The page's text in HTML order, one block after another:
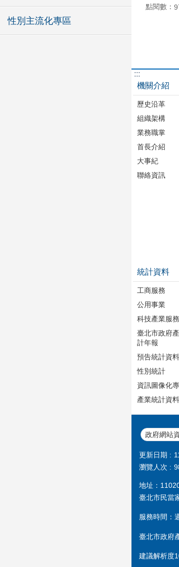
性別主流化專區
點閱數：
:::
機關介紹
歷史沿革
組織架構
業務職掌
首長介紹
大事紀
聯絡資訊
統計資料
工商服務
公用事業
科技產業服
臺北市政府
計年報
預告統計資
性別統計
資訊圖像化
產業統計資
政府網站
更新日期
瀏覽人次
地址：
臺北市民當
服務時間：
臺北市政府
建議解析度